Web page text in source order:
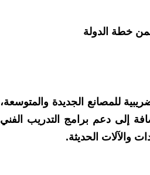
خطة الدولة
للمصانع الجديدة والمتوسعة،
إلى دعم برامج التدريب الفني
والآلات الحديثة.